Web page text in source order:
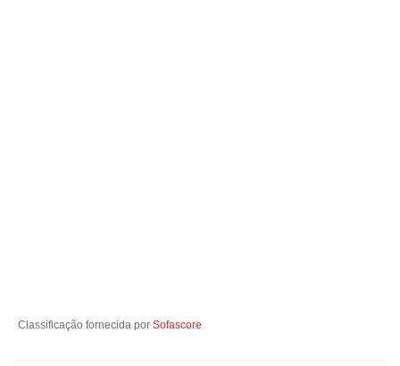
Classificação fornecida por Sofascore